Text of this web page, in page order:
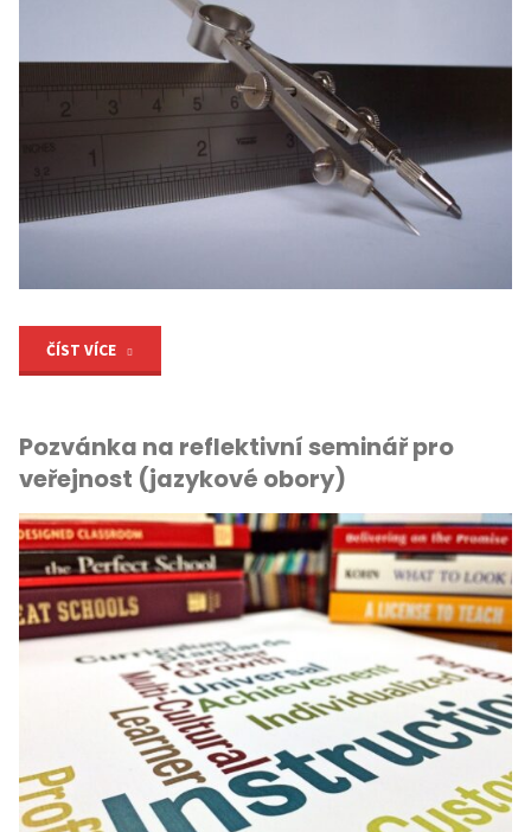
Přírodopis"
ČÍST VÍCE
druhý
odborný
panel
OKR
pro
učitelství
deskriptivní
geometrie"
Pozvánka na reflektivní seminář pro
veřejnost (jazykové obory)